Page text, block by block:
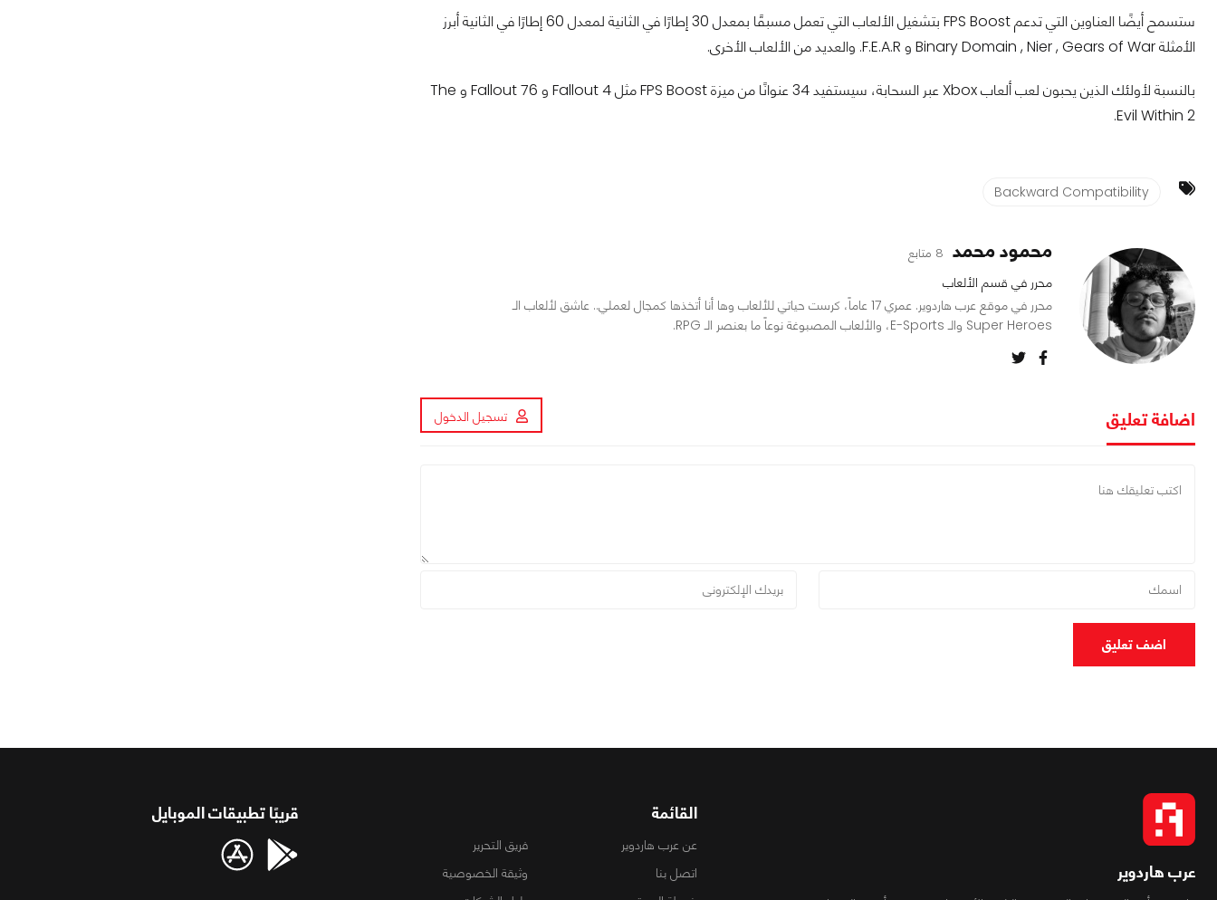
ستسمح أيضًا العناوين التي تدعم FPS Boost بتشغيل الألعاب التي تعمل مسبقًا بمعدل 30 إطارًا في الثانية لمعدل 60 إطارًا في الثانية أبرز
الأمثلة Binary Domain , Nier , Gears of War و F.E.A.R. والعديد من الألعاب الأخرى.
بالنسبة لأولئك الذين يحبون لعب ألعاب Xbox عبر السحابة، سيستفيد 34 عنوانًا من ميزة FPS Boost مثل Fallout 4 و Fallout 76 و The
Evil Within 2.
Backward Compatibility
محمود محمد 8 متابع
محرر في قسم الألعاب
محرر في موقع عرب هاردوير. عمري 17 عاماً، كرست حياتي للألعاب وها أنا أتخذها كمجال لعملي.. عاشق لألعاب الـ
Super Heroes والـ E-Sports، والألعاب المصبوغة نوعاً ما بعنصر الـ RPG.
اضافة تعليق تسجيل الدخول
اضف تعليق
عرب هاردوير
القائمة
عن عرب هاردوير
فريق التحرير
اتصل بنا
وثيقة الخصوصية
قريبًا تطبيقات الموبايل